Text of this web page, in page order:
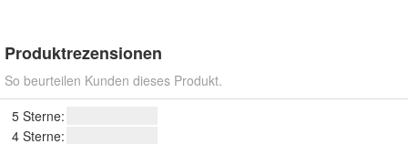
Produktrezensionen
So beurteilen Kunden dieses Produkt.
5 Sterne:
4 Sterne: